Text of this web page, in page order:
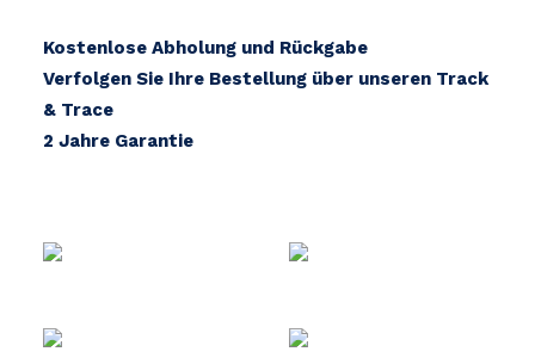
Kostenlose Abholung und Rückgabe
Verfolgen Sie Ihre Bestellung über unseren Track
& Trace
2 Jahre Garantie